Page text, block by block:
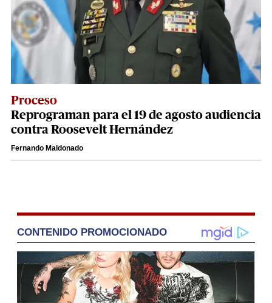
Proceso
Reprograman para el 19 de agosto audiencia
contra Roosevelt Hernández
Fernando Maldonado
CONTENIDO PROMOCIONADO